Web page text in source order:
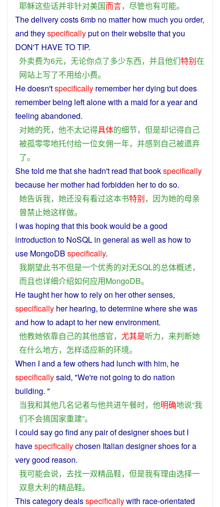
耶稣这些话并非针对美国而言， 尽管也有可能。
The delivery costs 6mb no matterhow much you order,
and theyspecificallyputon theirwebsitethatyou
DON'T HAVE TOTIP.
外卖费为6元， 无论你点了多少东西， 并且他们特别在
网站上写了不用给小费。
Hedoesn'tspecifically remember herdying butdoes
rememberbeing leftalonewith a maid forayearand
feeling abandoned.
对她的死， 他不太记得具体的细节， 但是却记得自己
被孤零零地托付给一位女佣一年， 并感到自己被遗弃
了。
Shetold methatshe hadn't read thatbookspecifically
because hermother had forbidden her todoso.
她告诉我， 她还没有看过这本书特别， 因为她的母亲
曾禁止她这样做。
I was hoping thatthisbookwould beagood
introduction to NoSQL in general aswell as howto
use MongoDB specifically.
我期望此书不但是一个优秀的对无SQL的总体概述，
而且也详细介绍如何应用MongoDB。
Hetaught herhowto relyon herothersenses,
specifically herhearing, todeterminewhereshewas
and how toadaptto hernewenvironment.
他教她依靠自己的其他感官， 尤其是听力， 来判断她
在什么地方， 怎样适应新的环境。
When I and a fewothers had lunch with him, he
specificallysaid, "We're notgoing to do nation
building. "
当我和其他几名记者与他共进午餐时， 他明确地说“我
们不会搞国家重建”。
I could saygofind anypairof designershoesbut I
havespecificallychosen Italian designershoesfora
very good reason.
我可能会说， 去找一双精品鞋， 但是我有理由选择一
双意大利的精品鞋。
Thiscategorydealsspecificallywith race-orientated